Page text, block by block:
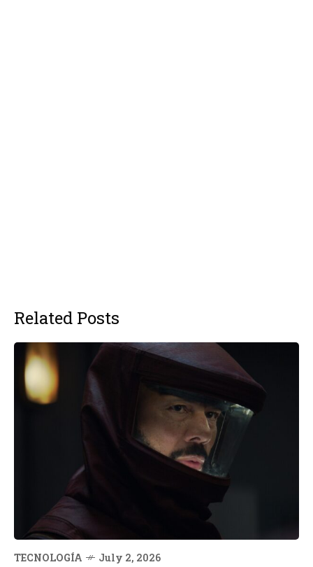
Related Posts
TECNOLOGÍA July 2, 2026